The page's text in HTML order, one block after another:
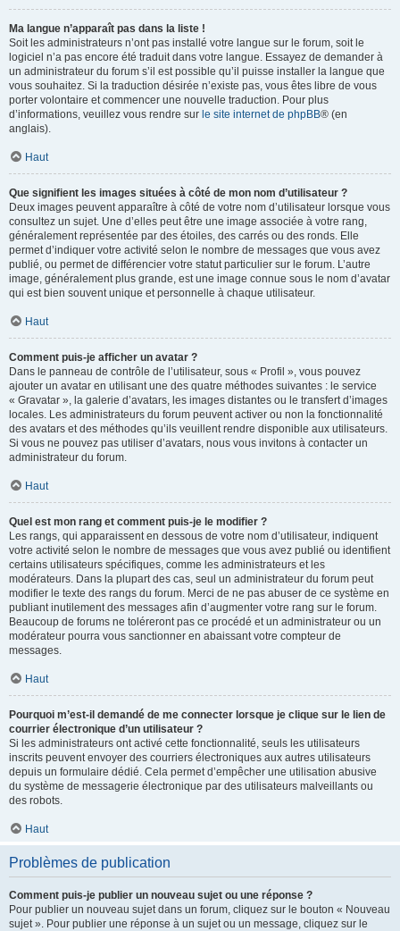
Ma langue n’apparaît pas dans la liste !
Soit les administrateurs n’ont pas installé votre langue sur le forum, soit le
logiciel n’a pas encore été traduit dans votre langue. Essayez de demander à
un administrateur du forum s’il est possible qu’il puisse installer la langue que
vous souhaitez. Si la traduction désirée n’existe pas, vous êtes libre de vous
porter volontaire et commencer une nouvelle traduction. Pour plus
d’informations, veuillez vous rendre sur le site internet de phpBB® (en
anglais).
Haut
Que signifient les images situées à côté de mon nom d’utilisateur ?
Deux images peuvent apparaître à côté de votre nom d’utilisateur lorsque vous
consultez un sujet. Une d’elles peut être une image associée à votre rang,
généralement représentée par des étoiles, des carrés ou des ronds. Elle
permet d’indiquer votre activité selon le nombre de messages que vous avez
publié, ou permet de différencier votre statut particulier sur le forum. L’autre
image, généralement plus grande, est une image connue sous le nom d’avatar
qui est bien souvent unique et personnelle à chaque utilisateur.
Haut
Comment puis-je afficher un avatar ?
Dans le panneau de contrôle de l’utilisateur, sous « Profil », vous pouvez
ajouter un avatar en utilisant une des quatre méthodes suivantes : le service
« Gravatar », la galerie d’avatars, les images distantes ou le transfert d’images
locales. Les administrateurs du forum peuvent activer ou non la fonctionnalité
des avatars et des méthodes qu’ils veuillent rendre disponible aux utilisateurs.
Si vous ne pouvez pas utiliser d’avatars, nous vous invitons à contacter un
administrateur du forum.
Haut
Quel est mon rang et comment puis-je le modifier ?
Les rangs, qui apparaissent en dessous de votre nom d’utilisateur, indiquent
votre activité selon le nombre de messages que vous avez publié ou identifient
certains utilisateurs spécifiques, comme les administrateurs et les
modérateurs. Dans la plupart des cas, seul un administrateur du forum peut
modifier le texte des rangs du forum. Merci de ne pas abuser de ce système en
publiant inutilement des messages afin d’augmenter votre rang sur le forum.
Beaucoup de forums ne toléreront pas ce procédé et un administrateur ou un
modérateur pourra vous sanctionner en abaissant votre compteur de
messages.
Haut
Pourquoi m’est-il demandé de me connecter lorsque je clique sur le lien de
courrier électronique d’un utilisateur ?
Si les administrateurs ont activé cette fonctionnalité, seuls les utilisateurs
inscrits peuvent envoyer des courriers électroniques aux autres utilisateurs
depuis un formulaire dédié. Cela permet d’empêcher une utilisation abusive
du système de messagerie électronique par des utilisateurs malveillants ou
des robots.
Haut
Problèmes de publication
Comment puis-je publier un nouveau sujet ou une réponse ?
Pour publier un nouveau sujet dans un forum, cliquez sur le bouton « Nouveau
sujet ». Pour publier une réponse à un sujet ou un message, cliquez sur le